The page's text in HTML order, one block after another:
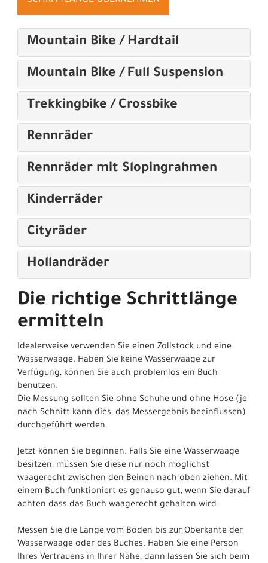
Mountain Bike / Hardtail
Mountain Bike / Full Suspension
Trekkingbike / Crossbike
Rennräder
Rennräder mit Slopingrahmen
Kinderräder
Cityräder
Hollandräder
Die richtige Schrittlänge
ermitteln
Idealerweise verwenden Sie einen Zollstock und eine
Wasserwaage. Haben Sie keine Wasserwaage zur
Verfügung, können Sie auch problemlos ein Buch
benutzen.
Die Messung sollten Sie ohne Schuhe und ohne Hose (je
nach Schnitt kann dies, das Messergebnis beeinflussen)
durchgeführt werden.
Jetzt können Sie beginnen. Falls Sie eine Wasserwaage
besitzen, müssen Sie diese nur noch möglichst
waagerecht zwischen den Beinen nach oben ziehen. Mit
einem Buch funktioniert es genauso gut, wenn Sie darauf
achten dass das Buch waagerecht gehalten wird.
Messen Sie die Länge vom Boden bis zur Oberkante der
Wasserwaage oder des Buches. Haben Sie eine Person
Ihres Vertrauens in Ihrer Nähe, dann lassen Sie sich beim